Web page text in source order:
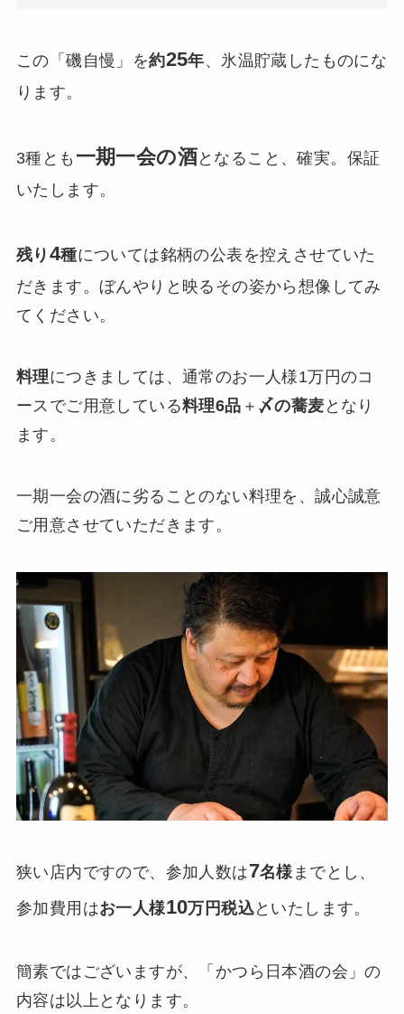
この「磯自慢」を約25年、氷温貯蔵したものにな
ります。
3種とも 一期一会の酒となること、確実。保証
いたします。
残り 4種については銘柄の公表を控えさせていた
だきます。ぼんやりと映るその姿から想像してみ
てください。
料理につきましては、通常のお一人様1万円のコ
ースでご用意している料理6品 ＋ 〆の蕎麦 となり
ます。
一期一会の酒に劣ることのない料理を、誠心誠意
ご用意させていただきます。
狭い店内ですので、参加人数は7名様 までとし、
参加費用はお一人様10万円税込といたします。
簡素ではございますが、「かつら日本酒の会」の
内容は以上となります。